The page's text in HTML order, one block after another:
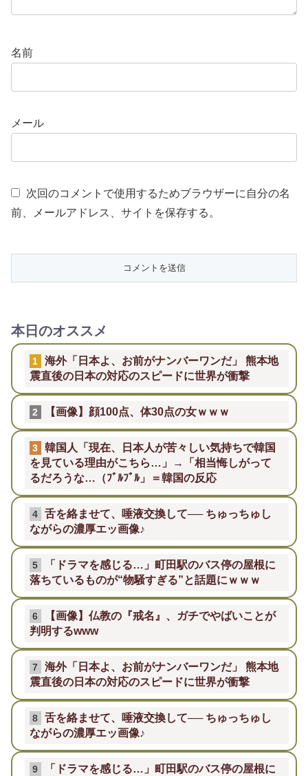
名前
メール
次回のコメントで使用するためブラウザーに自分の名
前、メールアドレス、サイトを保存する。
本日のオススメ
1
海外「日本よ、お前がナンバーワンだ」 熊本地
震直後の日本の対応のスピードに世界が衝撃
2 【画像】顔100点、体30点の女ｗｗｗ
3
韓国人「現在、日本人が苦々しい気持ちで韓国
を見ている理由がこちら…」→「相当悔しがって
るだろうな…（ﾌﾞﾙﾌﾞﾙ」＝韓国の反応
4
舌を絡ませて、唾液交換して── ちゅっちゅし
ながらの濃厚エッ画像♪
5
「ドラマを感じる…」町田駅のバス停の屋根に
落ちているものが“物騒すぎる”と話題にｗｗｗ
6
【画像】仏教の『戒名』、ガチでやばいことが
判明するwww
7
海外「日本よ、お前がナンバーワンだ」 熊本地
震直後の日本の対応のスピードに世界が衝撃
8
舌を絡ませて、唾液交換して── ちゅっちゅし
ながらの濃厚エッ画像♪
9
「ドラマを感じる…」町田駅のバス停の屋根に